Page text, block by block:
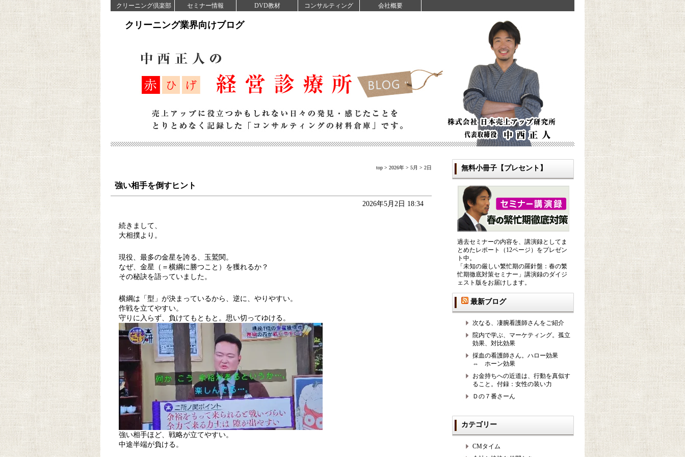
クリーニング倶楽部 セミナー情報 DVD教材 コンサルティング 会社概要
クリーニング業界向けブログ
top > 2026年 > 5月 > 2日
強い相手を倒すヒント
2026年5月2日 18:34
続きまして、
大相撲より。
現役、最多の金星を誇る、玉鷲関。
なぜ、金星（＝横綱に勝つこと）を獲れるか？
その秘訣を語っていました。
横綱は「型」が決まっているから、逆に、やりやすい。
作戦を立てやすい。
守りに入らず、負けてもともと。思い切ってゆける。
強い相手ほど、戦略が立てやすい。
中途半端が負ける。
無料小冊子【プレセント】
過去セミナーの内容を、講演録としてま
とめたレポート（12ページ）をプレゼン
ト中。
「未知の厳しい繁忙期の羅針盤：春の繁
忙期徹底対策セミナー」講演録のダイジ
ェスト版をお届けします。
最新ブログ
次なる、凄腕看護師さんをご紹介
院内で学ぶ、マーケティング。孤立
効果、対比効果
採血の看護師さん。ハロー効果
⇔ ホーン効果
お金持ちへの近道は、行動を真似す
ること。付録：女性の装い力
Ｄの７番さーん
カテゴリー
CMタイム